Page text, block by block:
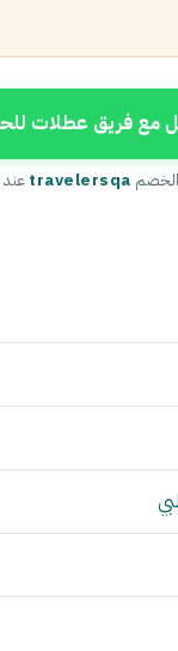
مع فريق عطلات
travelersqaعند